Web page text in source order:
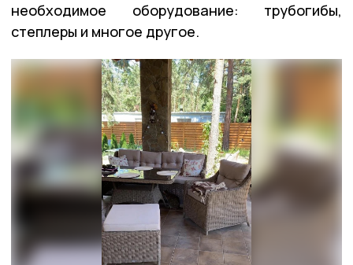
необходимое оборудование: трубогибы,
степлеры и многое другое.